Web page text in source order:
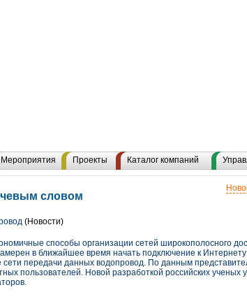
Мероприятия Проекты Каталог компаний
словом
(Новости)
способы организации сетей широкополосного
в ближайшее время начать подключение к Интернету
сети передачи данных водопровод. По данным
пользователей. Новой разработкой российских ученых